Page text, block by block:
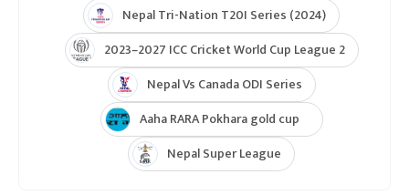
Nepal Tri-Nation T20I Series (2024)
2023–2027 ICC Cricket World Cup League 2
Nepal Vs Canada ODI Series
Aaha RARA Pokhara gold cup
Nepal Super League